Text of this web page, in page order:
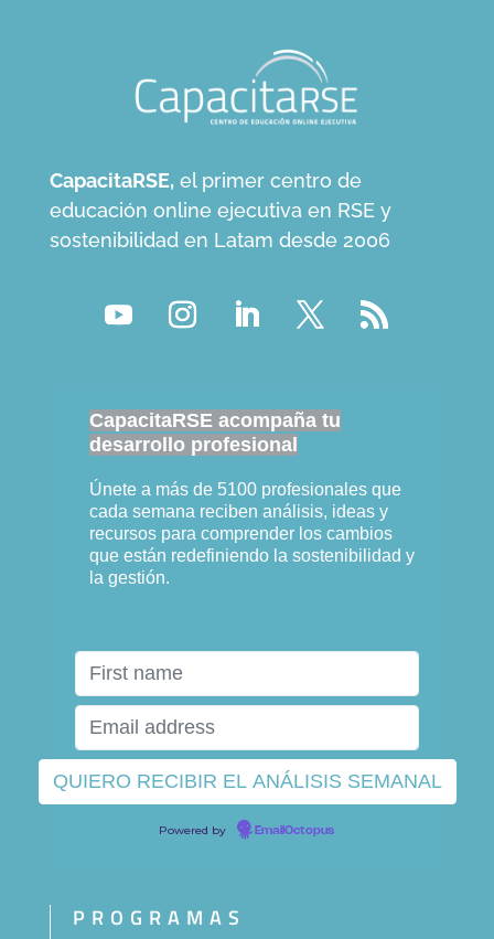
CapacitaRSE, el primer centro de
educación online ejecutiva en RSE y
sostenibilidad en Latam desde 2006
CapacitaRSE acompaña tu
desarrollo profesional
Únete a más de 5100 profesionales que
cada semana reciben análisis, ideas y
recursos para comprender los cambios
que están redefiniendo la sostenibilidad y
la gestión.
Powered by EmailOctopus
PROGRAMAS